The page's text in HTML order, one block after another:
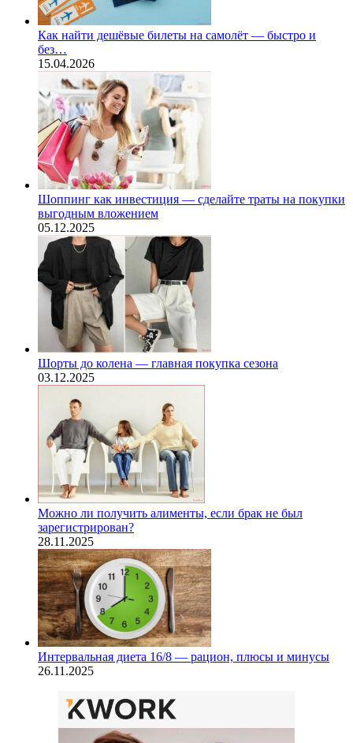
Как найти дешёвые билеты на самолёт — быстро и
без…
15.04.2026
Шоппинг как инвестиция — сделайте траты на покупки
выгодным вложением
05.12.2025
Шорты до колена — главная покупка сезона
03.12.2025
Можно ли получить алименты, если брак не был
зарегистрирован?
28.11.2025
Интервальная диета 16/8 — рацион, плюсы и минусы
26.11.2025